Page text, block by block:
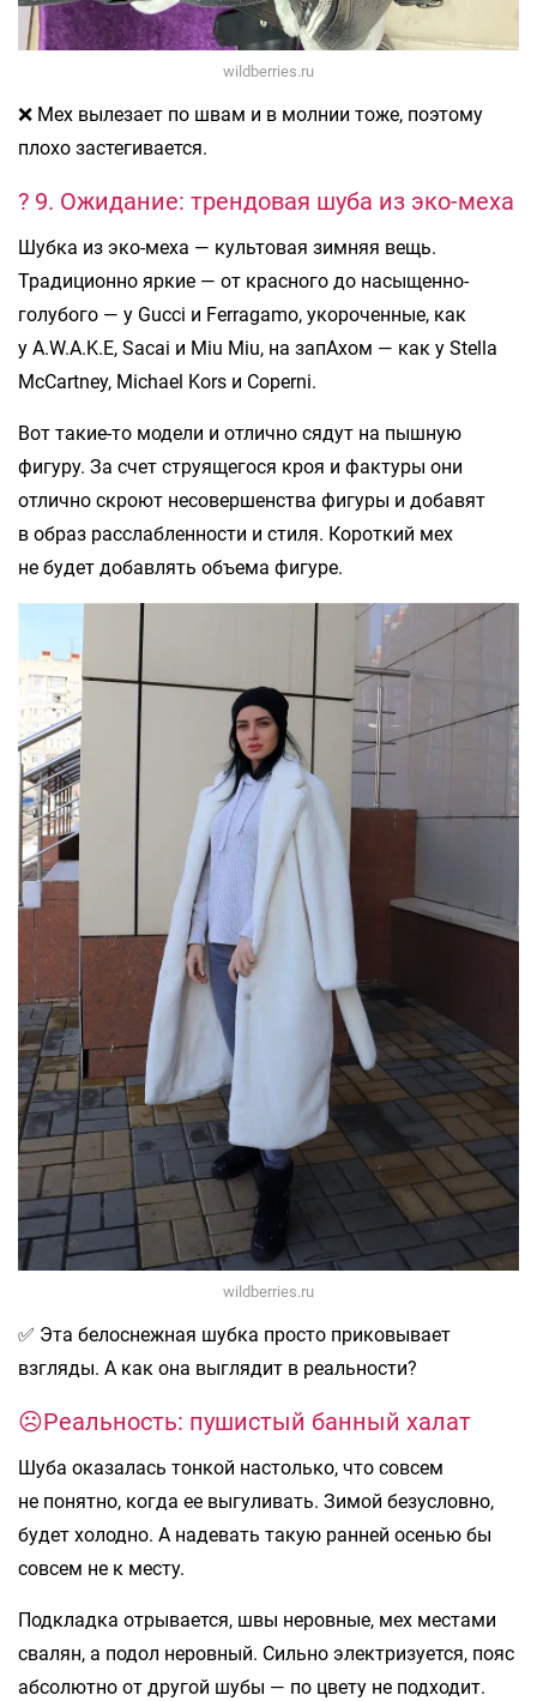
wildberries.ru
❌ Мех вылезает по швам и в молнии тоже, поэтому
плохо застегивается.
? 9. Ожидание: трендовая шуба из эко-меха
Шубка из эко-меха — культовая зимняя вещь.
Традиционно яркие — от красного до насыщенно-
голубого — у Gucci и Ferragamo, укороченные, как
у A.W.A.K.E, Sacai и Miu Miu, на запАхом — как у Stella
McCartney, Michael Kors и Coperni.
Вот такие-то модели и отлично сядут на пышную
фигуру. За счет струящегося кроя и фактуры они
отлично скроют несовершенства фигуры и добавят
в образ расслабленности и стиля. Короткий мех
не будет добавлять объема фигуре.
wildberries.ru
✅ Эта белоснежная шубка просто приковывает
взгляды. А как она выглядит в реальности?
☹️Реальность: пушистый банный халат
Шуба оказалась тонкой настолько, что совсем
не понятно, когда ее выгуливать. Зимой безусловно,
будет холодно. А надевать такую ранней осенью бы
совсем не к месту.
Подкладка отрывается, швы неровные, мех местами
свалян, а подол неровный. Сильно электризуется, пояс
абсолютно от другой шубы — по цвету не подходит.